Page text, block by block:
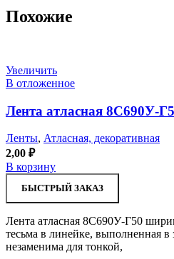
Похожие
Увеличить
В отложенное
Лента атласная 8С690У-
Ленты, Атласная, декоративная
2,00 ₽
В корзину
БЫСТРЫЙ ЗАКАЗ
Лента атласная 8С690У-Г50
тесьма в линейке, выполненная в
незаменима для тонкой,